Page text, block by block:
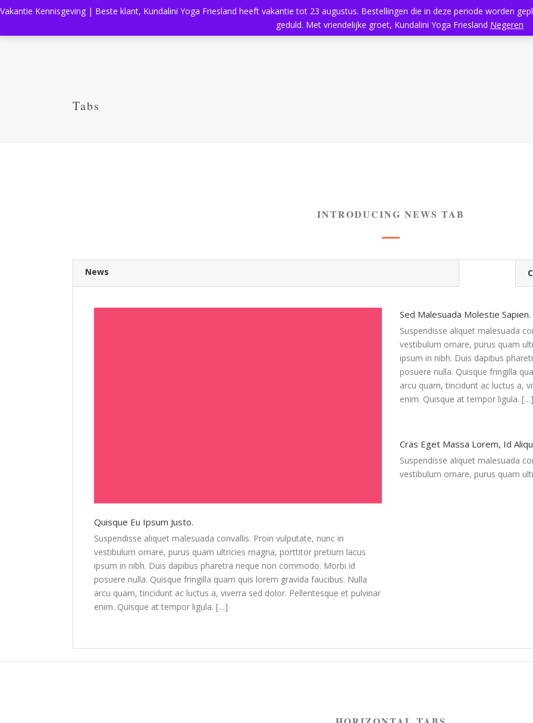
Aanbod Kundalini Yoga Massage Rooster
Tabs
INTRODUCING NEWS TAB
News
Quisque Eu Ipsum Justo.
Suspendisse aliquet malesuada convallis. Proin vulputate, nunc in
vestibulum ornare, purus quam ultricies magna, porttitor pretium lacus
ipsum in nibh. Duis dapibus pharetra neque non commodo. Morbi id
posuere nulla. Quisque fringilla quam quis lorem gravida faucibus. Nulla
arcu quam, tincidunt ac luctus a, viverra sed dolor. Pellentesque et pulvinar
enim. Quisque at tempor ligula. […]
Sed Malesuada Molestie Sapien.
Suspendisse aliquet malesuada
vestibulum ornare, purus quam
ipsum in nibh. Duis dapibus
posuere nulla. Quisque fringilla
arcu quam, tincidunt ac luctus a,
enim. Quisque at tempor ligula. […]
Cras Eget Massa Lorem, Id
Suspendisse aliquet malesuada
vestibulum ornare, purus quam
Vakantie Kennisgeving | Beste klant, Kundalini Yoga Friesland heeft vakantie tot 23 augustus. Bestellingen die in deze periode worden
geduld. Met vriendelijke groet, Kundalini Yoga Friesland Negeren